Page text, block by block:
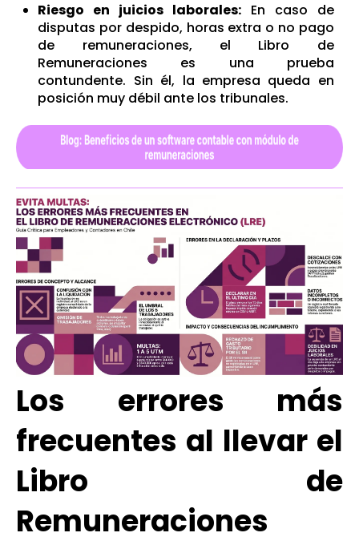
Riesgo en juicios laborales: En caso de
disputas por despido, horas extra o no pago
de remuneraciones, el Libro de
Remuneraciones es una prueba
contundente. Sin él, la empresa queda en
posición muy débil ante los tribunales.
Los errores más
frecuentes al llevar el
Libro de
Remuneraciones